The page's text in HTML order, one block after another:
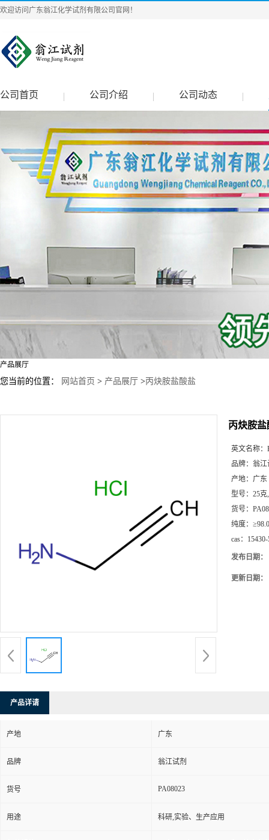
欢迎访问广东翁江化学试剂有限公司官网！
公司首页 公司介绍 公司动态
产品展厅
您当前的位置： 网站首页 > 产品展厅 >丙炔胺盐酸盐
丙炔胺盐
英文名称：
品牌： 翁江
产地： 广东
型号： 25克
货号：
纯度：
cas：
发布日期：
更新日期：
产品详请
产地 广东
品牌 翁江试剂
货号 PA08023
用途 科研,实验、生产应用